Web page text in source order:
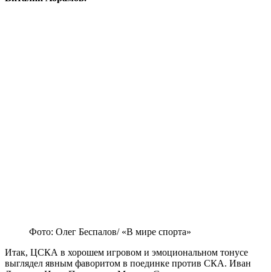
Фото: Олег Беспалов/ «В мире спорта»
Итак, ЦСКА в хорошем игровом и эмоциональном тонусе
выглядел явным фаворитом в поединке против СКА. Иван